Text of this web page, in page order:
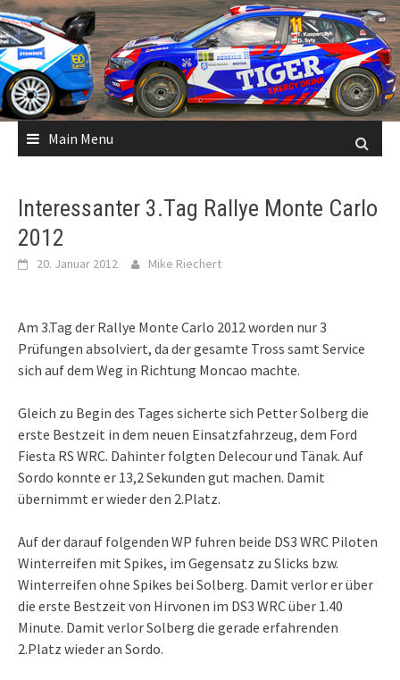
Skip
to
content
Main Menu
Interessanter 3.Tag Rallye Monte Carlo
2012
20. Januar 2012 Mike Riechert
Am 3.Tag der Rallye Monte Carlo 2012 worden nur 3
Prüfungen absolviert, da der gesamte Tross samt Service
sich auf dem Weg in Richtung Moncao machte.
Gleich zu Begin des Tages sicherte sich Petter Solberg die
erste Bestzeit in dem neuen Einsatzfahrzeug, dem Ford
Fiesta RS WRC. Dahinter folgten Delecour und Tänak. Auf
Sordo konnte er 13,2 Sekunden gut machen. Damit
übernimmt er wieder den 2.Platz.
Auf der darauf folgenden WP fuhren beide DS3 WRC Piloten
Winterreifen mit Spikes, im Gegensatz zu Slicks bzw.
Winterreifen ohne Spikes bei Solberg. Damit verlor er über
die erste Bestzeit von Hirvonen im DS3 WRC über 1.40
Minute. Damit verlor Solberg die gerade erfahrenden
2.Platz wieder an Sordo.